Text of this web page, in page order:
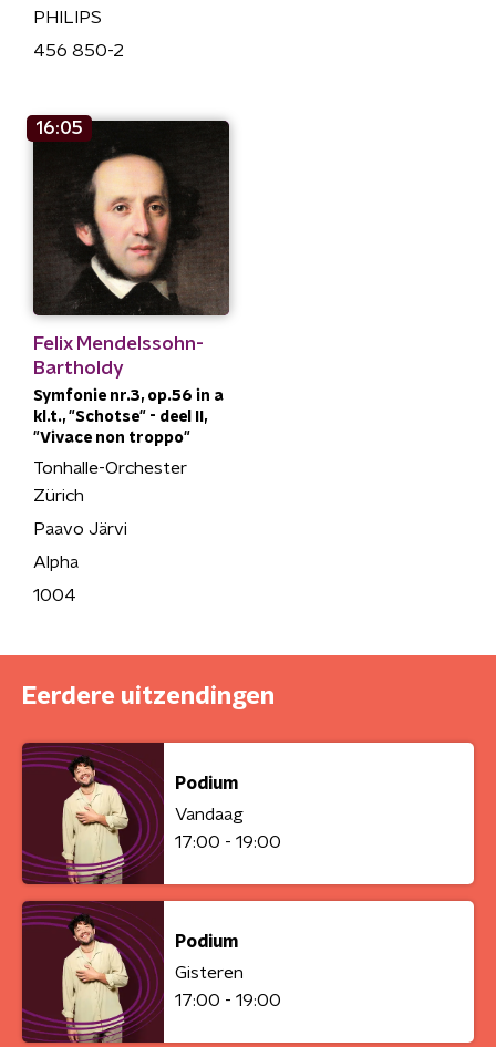
PHILIPS
456 850-2
16:05
Felix Mendelssohn-
Bartholdy
Symfonie nr.3, op.56 in a
kl.t., "Schotse" - deel II,
"Vivace non troppo"
Tonhalle-Orchester
Zürich
Paavo Järvi
Alpha
1004
Eerdere uitzendingen
Podium
Vandaag
17:00 - 19:00
Podium
Gisteren
17:00 - 19:00